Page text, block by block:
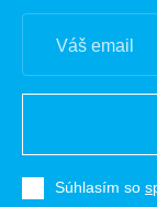
Súhlasím so